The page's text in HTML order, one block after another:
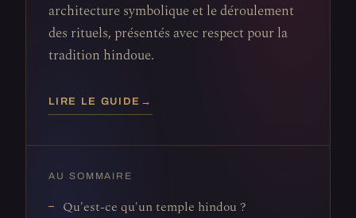
architecture symbolique et le déroulement
des rituels, présentés avec respect pour la
tradition hindoue.
LIRE LE GUIDE →
AU SOMMAIRE
Qu'est-ce qu'un temple hindou ?